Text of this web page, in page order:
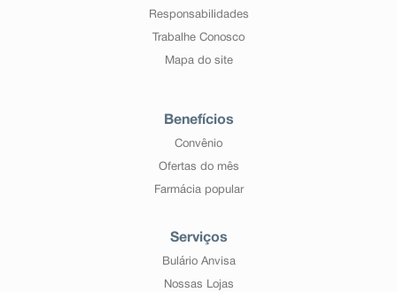
Responsabilidades
Trabalhe Conosco
Mapa do site
Benefícios
Convênio
Ofertas do mês
Farmácia popular
Serviços
Bulário Anvisa
Nossas Lojas